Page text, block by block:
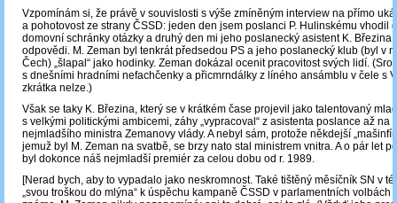
Vzpomínám si, že právě v souvislosti s výše zmíněným interview na přímo
a pohotovost ze strany ČSSD: jeden den jsem poslanci P. Hulinskému vhodil
domovní schránky otázky a druhý den mi jeho poslanecký asistent K. Březina
odpovědi. M. Zeman byl tenkrát předsedou PS a jeho poslanecký klub (byl v
Čech) „šlapal“ jako hodinky. Zeman dokázal ocenit pracovitost svých lidí.
s dnešními hradními nefachčenky a přicmrndálky z líného ansámblu v čele s
zkrátka nelze.)
Však se taky K. Březina, který se v krátkém čase projevil jako talentovaný
s velkými politickými ambicemi, záhy „vypracoval“ z asistenta poslance až na
nejmladšího ministra Zemanovy vlády. A nebyl sám, protože někdejší
jemuž byl M. Zeman na svatbě, se brzy nato stal ministrem vnitra. A o pár let
byl dokonce náš nejmladší premiér za celou dobu od r. 1989.
[Nerad bych, aby to vypadalo jako neskromnost. Také tištěný měsíčník SN v
„svou troškou do mlýna“ k úspěchu kampaně ČSSD v parlamentních volbách